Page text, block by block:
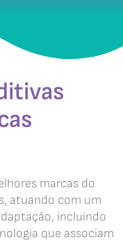
marcas do
atuando com um
incluindo
que associam